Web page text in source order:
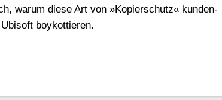
war­um die­se Art von »Kopier­schutz« kun­den­
boy­kot­tie­ren.